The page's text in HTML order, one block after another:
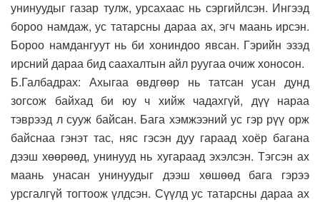
унинуудыг газар тулж, урсахаас нь сэргийлсэн. Ингээд
бороо намдаж, ус татарсны дараа ах, эгч маань ирсэн.
Бороо намдангуут нь би хониндоо явсан. Гэрийн эзэд
ирсний дараа бид саахалтын айл руугаа очиж хоносон.
Б.Галбадрах: Ахыгаа өвдгөөр нь татсан усан дунд
зогсож байхад би юу ч хийж чадахгүй, дүү нараа
тэврээд л сууж байсан. Бага хэмжээний ус гэр рүү орж
байснаа гэнэт тас, няс гэсэн дуу гараад хоёр багана
дээш хөөрөөд, унинууд нь хугараад эхэлсэн. Тэгсэн ах
маань унасан унинуудыг дээш хөшөөд бага гэрээ
урсгалгүй тогтоож үлдсэн. Сүүлд ус татарсны дараа ах